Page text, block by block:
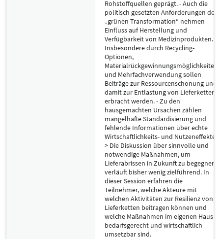
Rohstoffquellen geprägt. - Auch die
politisch gesetzten Anforderungen der
„grünen Transformation“ nehmen
Einfluss auf Herstellung und
Verfügbarkeit von Medizinprodukten.
Insbesondere durch Recycling-
Optionen,
Materialrückgewinnungsmöglichkeiten
und Mehrfachverwendung sollen
Beiträge zur Ressourcenschonung und
damit zur Entlastung von Lieferketten
erbracht werden. - Zu den
hausgemachten Ursachen zählen
mangelhafte Standardisierung und
fehlende Informationen über echte
Wirtschaftlichkeits- und Nutzeneffekte.
> Die Diskussion über sinnvolle und
notwendige Maßnahmen, um
Lieferabrissen in Zukunft zu begegnen,
verläuft bisher wenig zielführend. In
dieser Session erfahren die
Teilnehmer, welche Akteure mit
welchen Aktivitäten zur Resilienz von
Lieferketten beitragen können und
welche Maßnahmen im eigenen Haus
bedarfsgerecht und wirtschaftlich
umsetzbar sind.